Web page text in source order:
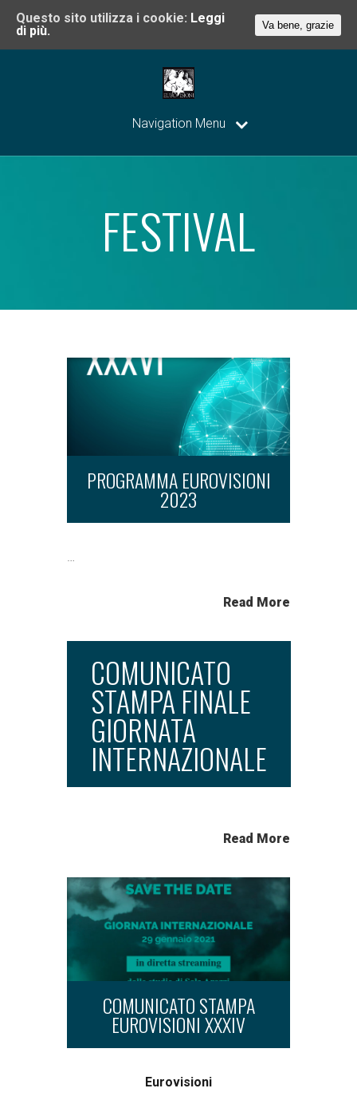
Navigation Menu
FESTIVAL
PROGRAMMA EUROVISIONI
2023
Read More
COMUNICATO
STAMPA FINALE
GIORNATA
INTERNAZIONALE
Read More
COMUNICATO STAMPA
EUROVISIONI XXXIV
Eurovisioni
Questo sito utilizza i cookie: Leggi
di più.
Va bene, grazie